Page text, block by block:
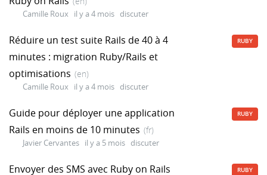
Camille Roux il y a 4 mois discuter
Réduire un test suite Rails de 40 à 4
minutes : migration Ruby/Rails et
optimisations (en)
Camille Roux il y a 4 mois discuter
RUBY
Guide pour déployer une application
Rails en moins de 10 minutes (fr)
Javier Cervantes il y a 5 mois discuter
RUBY
Envoyer des SMS avec Ruby on Rails RUBY